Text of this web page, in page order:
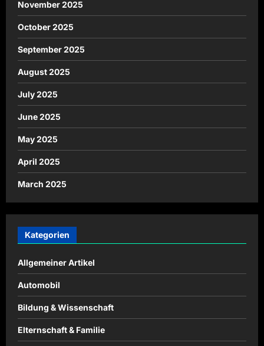
November 2025
October 2025
September 2025
August 2025
July 2025
June 2025
May 2025
April 2025
March 2025
Kategorien
Allgemeiner Artikel
Automobil
Bildung & Wissenschaft
Elternschaft & Familie